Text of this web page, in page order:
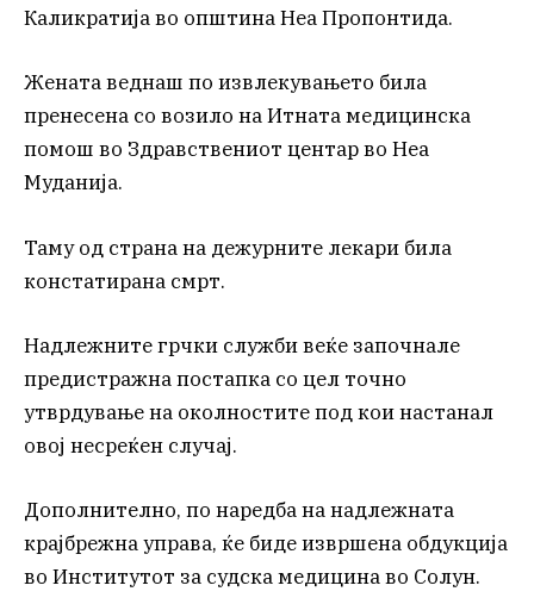
Каликратија во општина Неа Пропонтида.
Жената веднаш по извлекувањето била
пренесена со возило на Итната медицинска
помош во Здравствениот центар во Неа
Муданија.
Таму од страна на дежурните лекари била
констатирана смрт.
Надлежните грчки служби веќе започнале
предистражна постапка со цел точно
утврдување на околностите под кои настанал
овој несреќен случај.
Дополнително, по наредба на надлежната
крајбрежна управа, ќе биде извршена обдукција
во Институтот за судска медицина во Солун.